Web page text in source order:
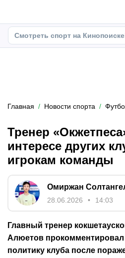
Смотреть спорт на
Главная Новости спорта
Тренер
интересе других
игрокам команды
Омиржан
28.06.2026 14:03
Главный тренер
Алюетов
политику клуба после